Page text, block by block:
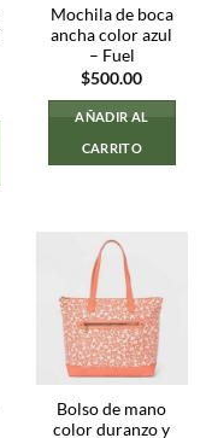
Mochila de boca
ancha color azul
– Fuel
$500.00
AÑADIR AL
CARRITO
Bolso de mano
color duranzo y